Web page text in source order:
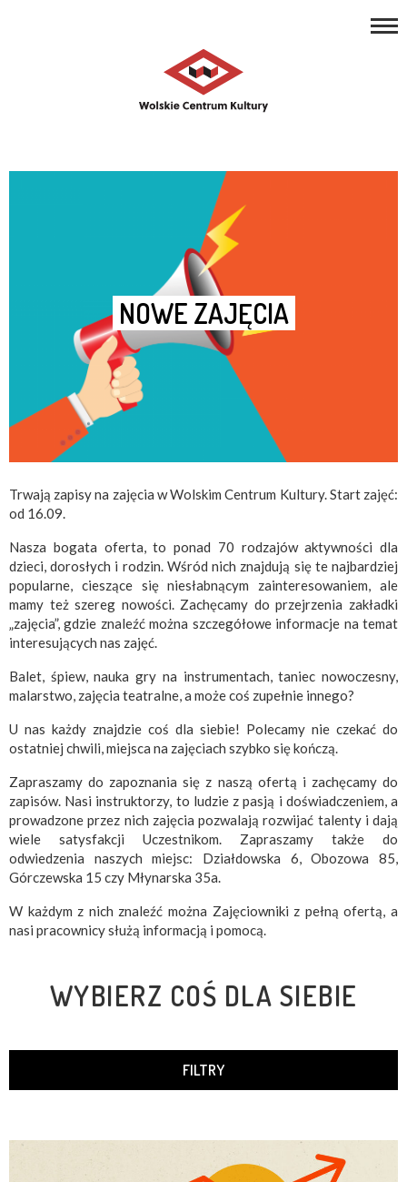
NOWE ZAJĘCIA
Trwają zapisy na zajęcia w Wolskim Centrum Kultury. Start zajęć:
od 16.09.
Nasza bogata oferta, to ponad 70 rodzajów aktywności dla
dzieci, dorosłych i rodzin. Wśród nich znajdują się te najbardziej
popularne, cieszące się niesłabnącym zainteresowaniem, ale
mamy też szereg nowości. Zachęcamy do przejrzenia zakładki
„zajęcia”, gdzie znaleźć można szczegółowe informacje na temat
interesujących nas zajęć.
Balet, śpiew, nauka gry na instrumentach, taniec nowoczesny,
malarstwo, zajęcia teatralne, a może coś zupełnie innego?
U nas każdy znajdzie coś dla siebie! Polecamy nie czekać do
ostatniej chwili, miejsca na zajęciach szybko się kończą.
Zapraszamy do zapoznania się z naszą ofertą i zachęcamy do
zapisów. Nasi instruktorzy, to ludzie z pasją i doświadczeniem, a
prowadzone przez nich zajęcia pozwalają rozwijać talenty i dają
wiele satysfakcji Uczestnikom. Zapraszamy także do
odwiedzenia naszych miejsc: Działdowska 6, Obozowa 85,
Górczewska 15 czy Młynarska 35a.
W każdym z nich znaleźć można Zajęciowniki z pełną ofertą, a
nasi pracownicy służą informacją i pomocą.
WYBIERZ COŚ DLA SIEBIE
FILTRY
ZAJĘCIA
PROJEKTY
NASZE MIEJSCA
KONTAKT